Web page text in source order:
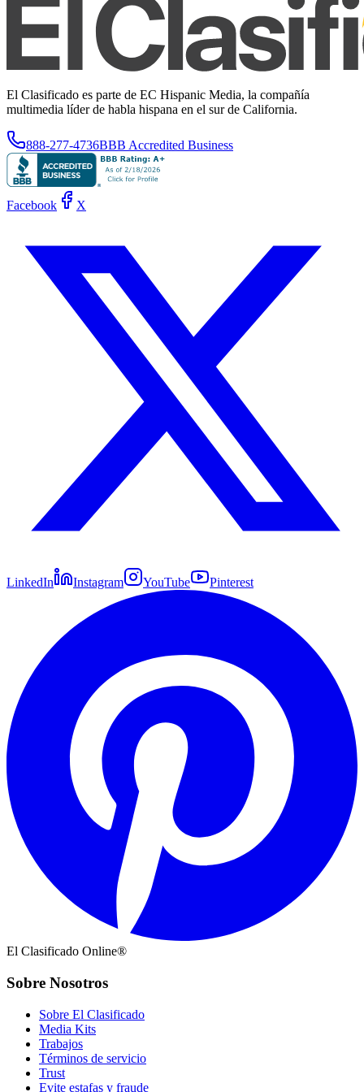
El Clasificado es parte de EC Hispanic Media, la compañía
multimedia líder de habla hispana en el sur de California.
888-277-4736BBB Accredited Business
Facebook X
LinkedIn Instagram YouTube Pinterest
El Clasificado Online®
Sobre Nosotros
Sobre El Clasificado
Media Kits
Trabajos
Términos de servicio
Trust
Evite estafas y fraude